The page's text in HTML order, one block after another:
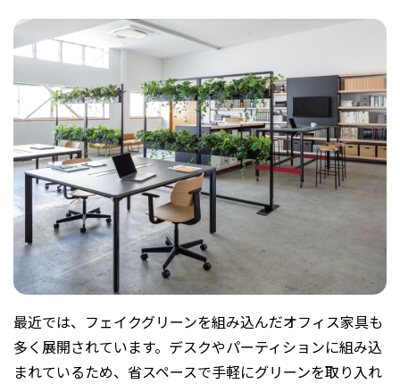
最近では、フェイクグリーンを組み込んだオフィス家具も
多く展開されています。デスクやパーティションに組み込
まれているため、省スペースで手軽にグリーンを取り入れ